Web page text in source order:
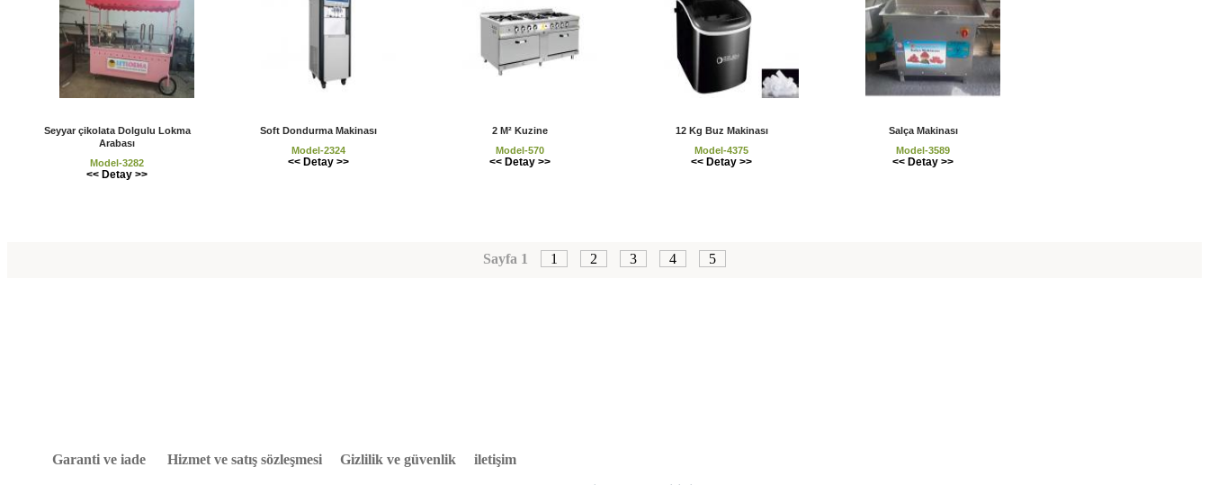
Seyyar çikolata Dolgulu Lokma
Arabası
Model-3282
<< Detay >>
Soft Dondurma Makinası
Model-2324
<< Detay >>
2 M² Kuzine
Model-570
<< Detay >>
12 Kg Buz Makinası
Model-4375
<< Detay >>
Salça Makinası
Model-3589
<< Detay >>
Sayfa 1 1 2 3 4 5
Garanti ve iade Hizmet ve satış sözleşmesi Gizlilik ve güvenlik
iletişim